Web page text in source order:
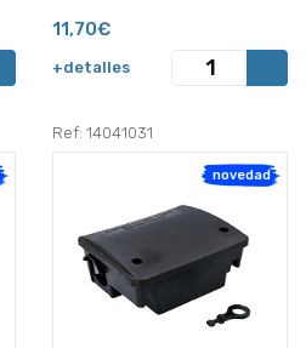
11,70€
+detalles
Ref: 14041031
novedad